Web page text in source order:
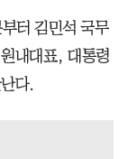
터 김민석 국무
내대표, 대통령
다.